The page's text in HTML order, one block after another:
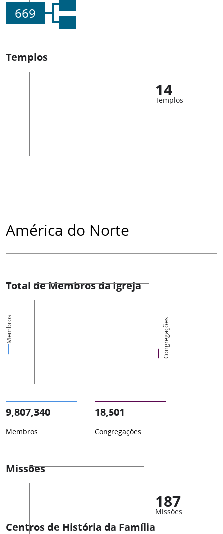
669
Templos
14
Templos
América do Norte
Total de Membros da Igreja
Membros Congregações
9,807,340
Membros
18,501
Congregações
Missões
187
Missões
Centros de História da Família